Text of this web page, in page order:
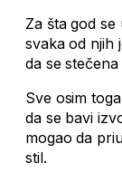
Za šta god
svaka od njih
da se
Sve osim
da se bavi
mogao da
stil.